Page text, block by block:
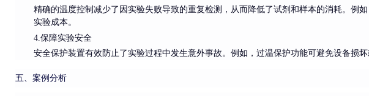
精确的温度控制减少了因实验失败导致的重复检测，从而降低了试剂和样本的消耗。例
实验成本。
4.保障实验安全
安全保护装置有效防止了实验过程中发生意外事故。例如，过温保护功能可避免设备损
五、案例分析